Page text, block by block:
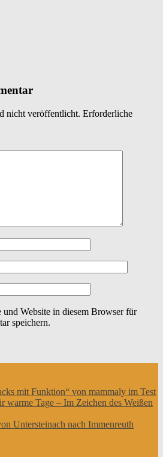
nicht veröffentlicht. Erforderliche
Website in diesem Browser für
speichern.
mit Funktion“ von mammaly im Test
warme Tage – Im Zeichen des Weißen
Untersteinach nach Immenreuth